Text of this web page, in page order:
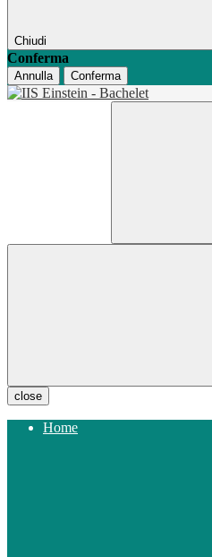
Chiudi
Conferma
Annulla Conferma
close
Home